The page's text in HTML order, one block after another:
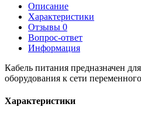
Описание
Характеристики
Отзывы 0
Вопрос-ответ
Информация
Кабель питания предназначен
оборудования к сети
Характеристики